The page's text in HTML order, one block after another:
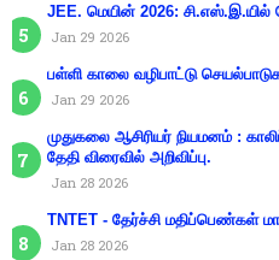
JEE. மெயின் 2026:
Jan 29 2026
பள்ளி காலை வழிபாட்டு
Jan 29 2026
முதுகலை ஆசிரியர் நியமனம் :
தேதி விரைவில் அறிவிப்பு.
Jan 28 2026
TNTET - தேர்ச்சி மதிப்பெண்கள்
Jan 28 2026